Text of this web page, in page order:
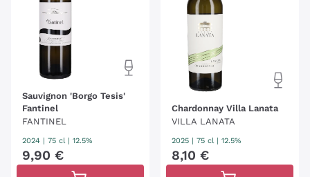
Sauvignon 'Borgo Tesis'
Fantinel
FANTINEL
2024 75 cl | 12.5%
9,90 €
Chardonnay Villa Lanata
VILLA LANATA
2025 75 cl | 12.5%
8,10 €